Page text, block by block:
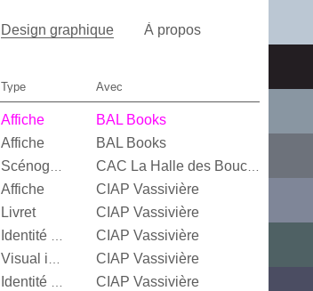
Design graphique À propos
Type Avec
Affiche
BAL Books
Affiche
BAL Books
Affiche
CIAP Vassivière
Livret
CIAP Vassivière
Identité visuelle
CIAP Vassivière
Visual identity
CIAP Vassivière
Identité visuelle
CIAP Vassivière